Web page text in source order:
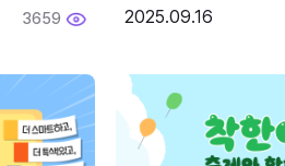
3659 2025.09.16